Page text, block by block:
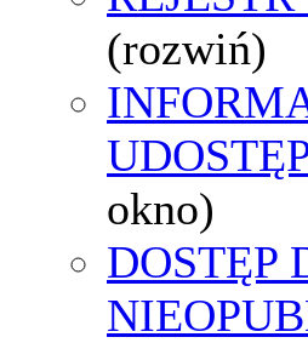
(rozwiń)
okno)
DOSTĘP